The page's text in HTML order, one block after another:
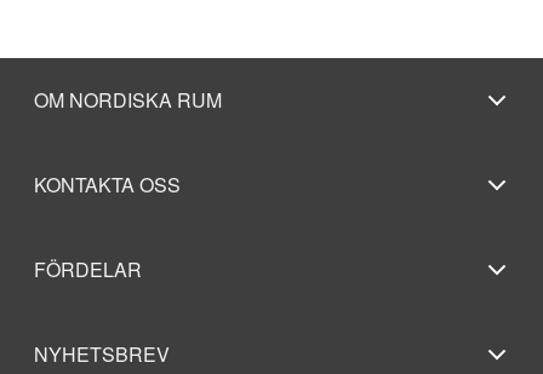
OM NORDISKA RUM
KONTAKTA OSS
FÖRDELAR
NYHETSBREV